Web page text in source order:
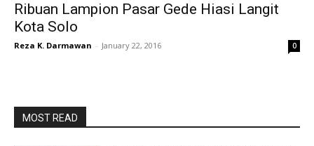
Ribuan Lampion Pasar Gede Hiasi Langit
Kota Solo
Reza K. Darmawan - January 22, 2016 0
MOST READ